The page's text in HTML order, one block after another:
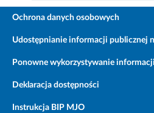
Ochrona danych osobowych
Udostępnianie informacji publicznej
Ponowne wykorzystywanie
Deklaracja dostępności
Instrukcja BIP MJO